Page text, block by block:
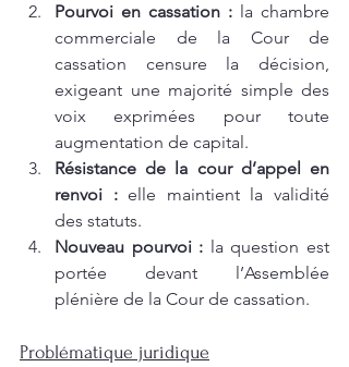
Pourvoi en cassation : la chambre
commerciale de la Cour de
cassation censure la décision,
exigeant une majorité simple des
voix exprimées pour toute
augmentation de capital.
Résistance de la cour d’appel en
renvoi : elle maintient la validité
des statuts.
Nouveau pourvoi : la question est
portée devant l’Assemblée
plénière de la Cour de cassation.
Problématique juridique